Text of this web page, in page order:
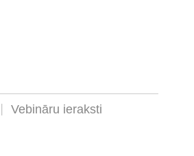
Vebināru ieraksti